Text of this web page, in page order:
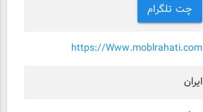
چت تلگرام
https://Www.moblrahati.com
ایران